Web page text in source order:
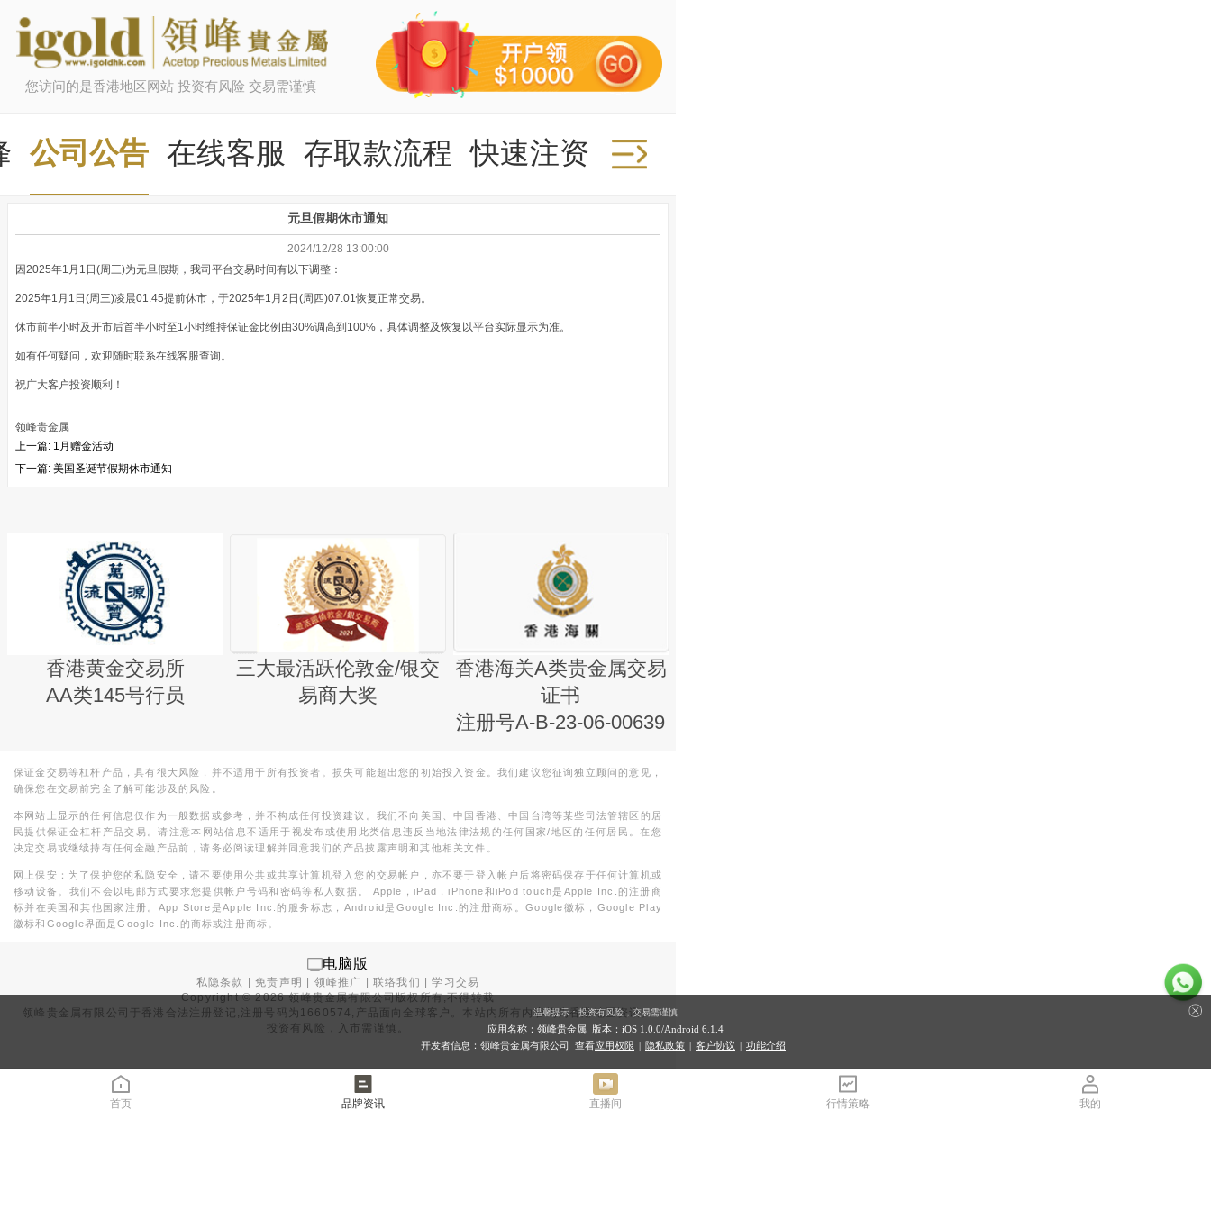
您访问的是香港地区网站 投资有风险 交易需谨慎
公司公告 在线客服 存取款流程 快速注资 快速取款
元旦假期休市通知
2024/12/28 13:00:00
因2025年1 月 1 日 (周三)为元旦假期，我司平台交易时间有以下调整：
2025年1 月 1 日 (周三)凌晨01:45提前休市，于2025年1 月 2 日 (周四)07:01恢复正常交易。
休市前半小时及开市后首半小时至1小时维持保证金比例由30%调高到 100% ，具体调整及恢复以平台实际显示为准。
如有任何疑问，欢迎随时联系在线客服查询。
祝广大客户投资顺利！
领峰贵金属
上一篇: 1月赠金活动
下一篇: 美国圣诞节假期休市通知
香港黄金交易所
AA类145号行员
三大最活跃伦敦金/银交
易商大奖
香港海关A类贵金属交易
证书
注册号A-B-23-06-00639
保证金交易等杠杆产品，具有很大风险，并不适用于所有投资者。损失可能超出您的初始投入资金。我们建议您征询独立顾问的意见，
确保您在交易前完全了解可能涉及的风险。
本网站上显示的任何信息仅作为一般数据或参考，并不构成任何投资建议。我们不向美国、中国香港、中国台湾等某些司法管辖区的居
民提供保证金杠杆产品交易。请注意本网站信息不适用于视发布或使用此类信息违反当地法律法规的任何国家/地区的任何居民。在您
决定交易或继续持有任何金融产品前，请务必阅读理解并同意我们的产品披露声明和其他相关文件。
网上保安：为了保护您的私隐安全，请不要使用公共或共享计算机登入您的交易帐户，亦不要于登入帐户后将密码保存于任何计算机或
移动设备。我们不会以电邮方式要求您提供帐户号码和密码等私人数据。 Apple，iPad，iPhone和iPod touch是Apple Inc.的注册商
标并在美国和其他国家注册。App Store是Apple Inc.的服务标志，Android是Google Inc.的注册商标。Google徽标，Google Play
徽标和Google界面是Google Inc.的商标或注册商标。
电脑版
私隐条款 |免责声明 领峰推广 |联络我们 |学习交易
Copyright ©2026领峰贵金属有限公司版权所有,不得转载
领峰贵金属有限公司于 香港合法注册登记 ,注册号码为1660574,产品面向全球客户。本站内所有内容均为香港地区资讯。
投资有风险，入市需谨慎。
首页 品牌资讯 直播间 行情策略 我的
温馨提示：投资有风险，交易需谨慎
应用名称：领峰贵金属 版本：iOS 1.0.0/Android 6.1.4
开发者信息：领峰贵金属有限公司 查看应用权限 | 隐私政策 | 客户协议 | 功能介绍